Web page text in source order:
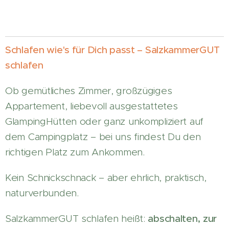
Schlafen wie's für Dich passt – SalzkammerGUT
schlafen
Ob gemütliches Zimmer, großzügiges
Appartement, liebevoll ausgestattetes
GlampingHütten oder ganz unkompliziert auf
dem Campingplatz – bei uns findest Du den
richtigen Platz zum Ankommen.
Kein Schnickschnack – aber ehrlich, praktisch,
naturverbunden.
SalzkammerGUT schlafen heißt: abschalten, zur